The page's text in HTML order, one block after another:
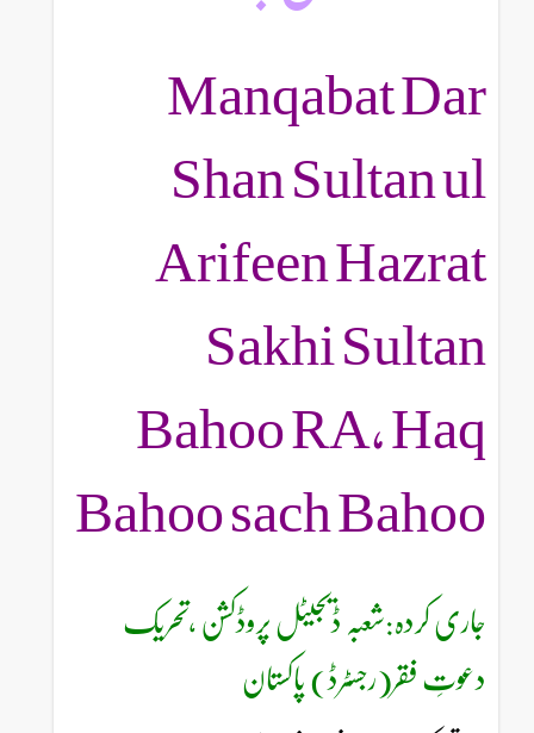
Manqabat Dar
Shan Sultan ul
Arifeen Hazrat
Sakhi Sultan
Bahoo RA, Haq
Bahoo sach Bahoo
جاری کردہ:شعبہ ڈیجیٹل پروڈکشن ،تحریک
دعوتِ فقر(رجسٹرڈ) پاکستان